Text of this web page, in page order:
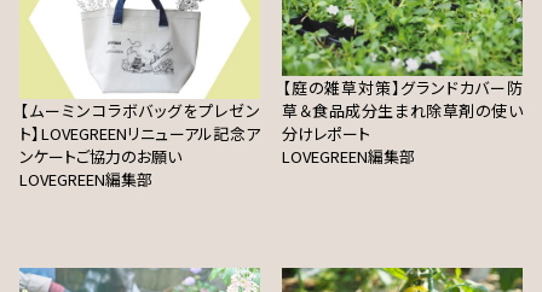
【ムーミンコラボバッグをプレゼン
ト】LOVEGREENリニューアル記念ア
ンケートご協力のお願い
LOVEGREEN編集部
【庭の雑草対策】グランドカバー防
草＆食品成分生まれ除草剤の使い
分けレポート
LOVEGREEN編集部